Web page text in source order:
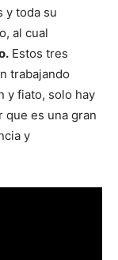
y toda su
al cual
Estos tres
trabajando
y fiato, solo hay
es una gran
y